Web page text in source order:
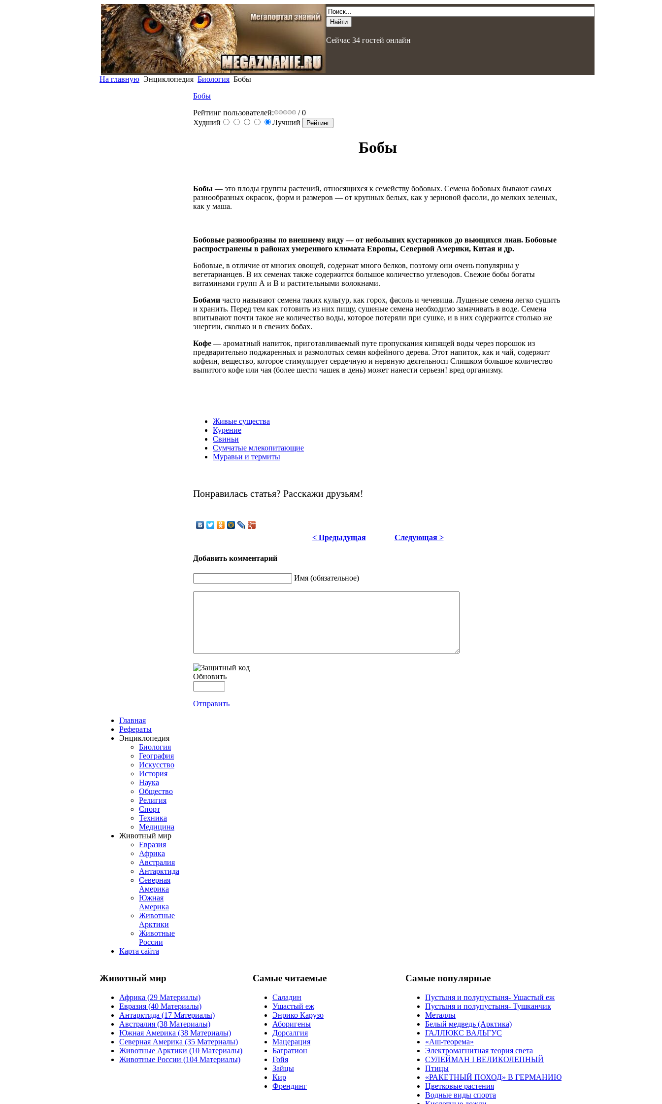
Сейчас 34 гостей онлайн
На главную Энциклопедия Биология Бобы
Бобы
Рейтинг пользователей:
/ 0
Худший
Лучший
Бобы
Бобы — это плоды группы растений, относящихся к семейству бобовых. Семена бобовых бывают самых
разнообразных окрасок, форм и размеров — от крупных белых, как у зерновой фасоли, до мелких зеленых,
как у маша.
Бобовые разнообразны по внешнему виду — от небольших кустарников до вьющихся лиан. Бобовые
распространены в районах умеренного климата Европы, Северной Америки, Китая и др.
Бобовые, в отличие от многих овощей, содержат много белков, поэтому они очень популярны у
вегетарианцев. В их семенах также содержится большое количество углеводов. Свежие бобы богаты
витаминами групп А и В и растительными волокнами.
Бобами часто называют семена таких культур, как горох, фасоль и чечевица. Лущеные семена легко сушить
и хранить. Перед тем как готовить из них пищу, сушеные семена необходимо замачивать в воде. Семена
впитывают почти такое же количество воды, которое потеряли при сушке, и в них содержится столько же
энергии, сколько и в свежих бобах.
Кофе — ароматный напиток, приготавливаемый путе пропускания кипящей воды через порошок из
предварительно поджаренных и размолотых семян кофейного дерева. Этот напиток, как и чай, содержит
кофеин, вещество, которое стимулирует сердечную и нервную деятельносп Слишком большое количество
выпитого кофе или чая (более шести чашек в день) может нанести серьезн! вред организму.
Живые существа
Курение
Свиньи
Сумчатые млекопитающие
Муравьи и термиты
Понравилась статья? Расскажи друзьям!
< Предыдущая Следующая >
Добавить комментарий
Имя (обязательное)
Обновить
Отправить
Главная
Рефераты
Энциклопедия
Биология
География
Искусство
История
Наука
Общество
Религия
Спорт
Техника
Медицина
Животный мир
Евразия
Африка
Австралия
Антарктида
Северная
Америка
Южная
Америка
Животные
Арктики
Животные
России
Карта сайта
Животный мир
Африка (29 Материалы)
Евразия (40 Материалы)
Антарктида (17 Материалы)
Австралия (38 Материалы)
Южная Америка (38 Материалы)
Северная Америка (35 Материалы)
Животные Арктики (10 Материалы)
Животные России (104 Материалы)
Самые читаемые
Саладин
Ушастый еж
Энрико Карузо
Аборигены
Дорсалгия
Мацерация
Багратион
Гойя
Зайцы
Кир
Френдинг
Самые популярные
Пустыня и полупустыня- Ушастый еж
Пустыня и полупустыня- Тушканчик
Металлы
Белый медведь (Арктика)
ГАЛЛЮКС ВАЛЬГУС
«Аш-теорема»
Электромагнитная теория света
СУЛЕЙМАН I ВЕЛИКОЛЕПНЫЙ
Птицы
«РАКЕТНЫЙ ПОХОД» В ГЕРМАНИЮ
Цветковые растения
Водные виды спорта